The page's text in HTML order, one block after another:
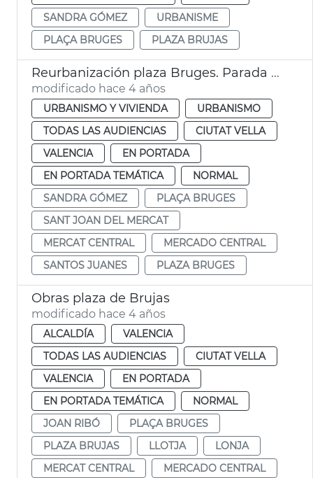
SANDRA GÓMEZ
URBANISME
PLAÇA BRUGES
PLAZA BRUJAS
Reurbanización plaza Bruges. Parada flors
modificado hace 4 años
URBANISMO Y VIVIENDA
URBANISMO
TODAS LAS AUDIENCIAS
CIUTAT VELLA
VALENCIA
EN PORTADA
EN PORTADA TEMÁTICA
NORMAL
SANDRA GÓMEZ
PLAÇA BRUGES
SANT JOAN DEL MERCAT
MERCAT CENTRAL
MERCADO CENTRAL
SANTOS JUANES
PLAZA BRUGES
Obras plaza de Brujas
modificado hace 4 años
ALCALDÍA
VALENCIA
TODAS LAS AUDIENCIAS
CIUTAT VELLA
VALENCIA
EN PORTADA
EN PORTADA TEMÁTICA
NORMAL
JOAN RIBÓ
PLAÇA BRUGES
PLAZA BRUJAS
LLOTJA
LONJA
MERCAT CENTRAL
MERCADO CENTRAL